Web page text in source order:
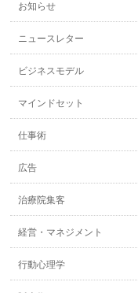
お知らせ
ニュースレター
ビジネスモデル
マインドセット
仕事術
広告
治療院集客
経営・マネジメント
行動心理学